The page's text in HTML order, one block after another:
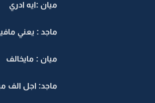
ميان :ايه ادري
ماجد : يعني
ميان : مايخالف
ماجد: اجل الف